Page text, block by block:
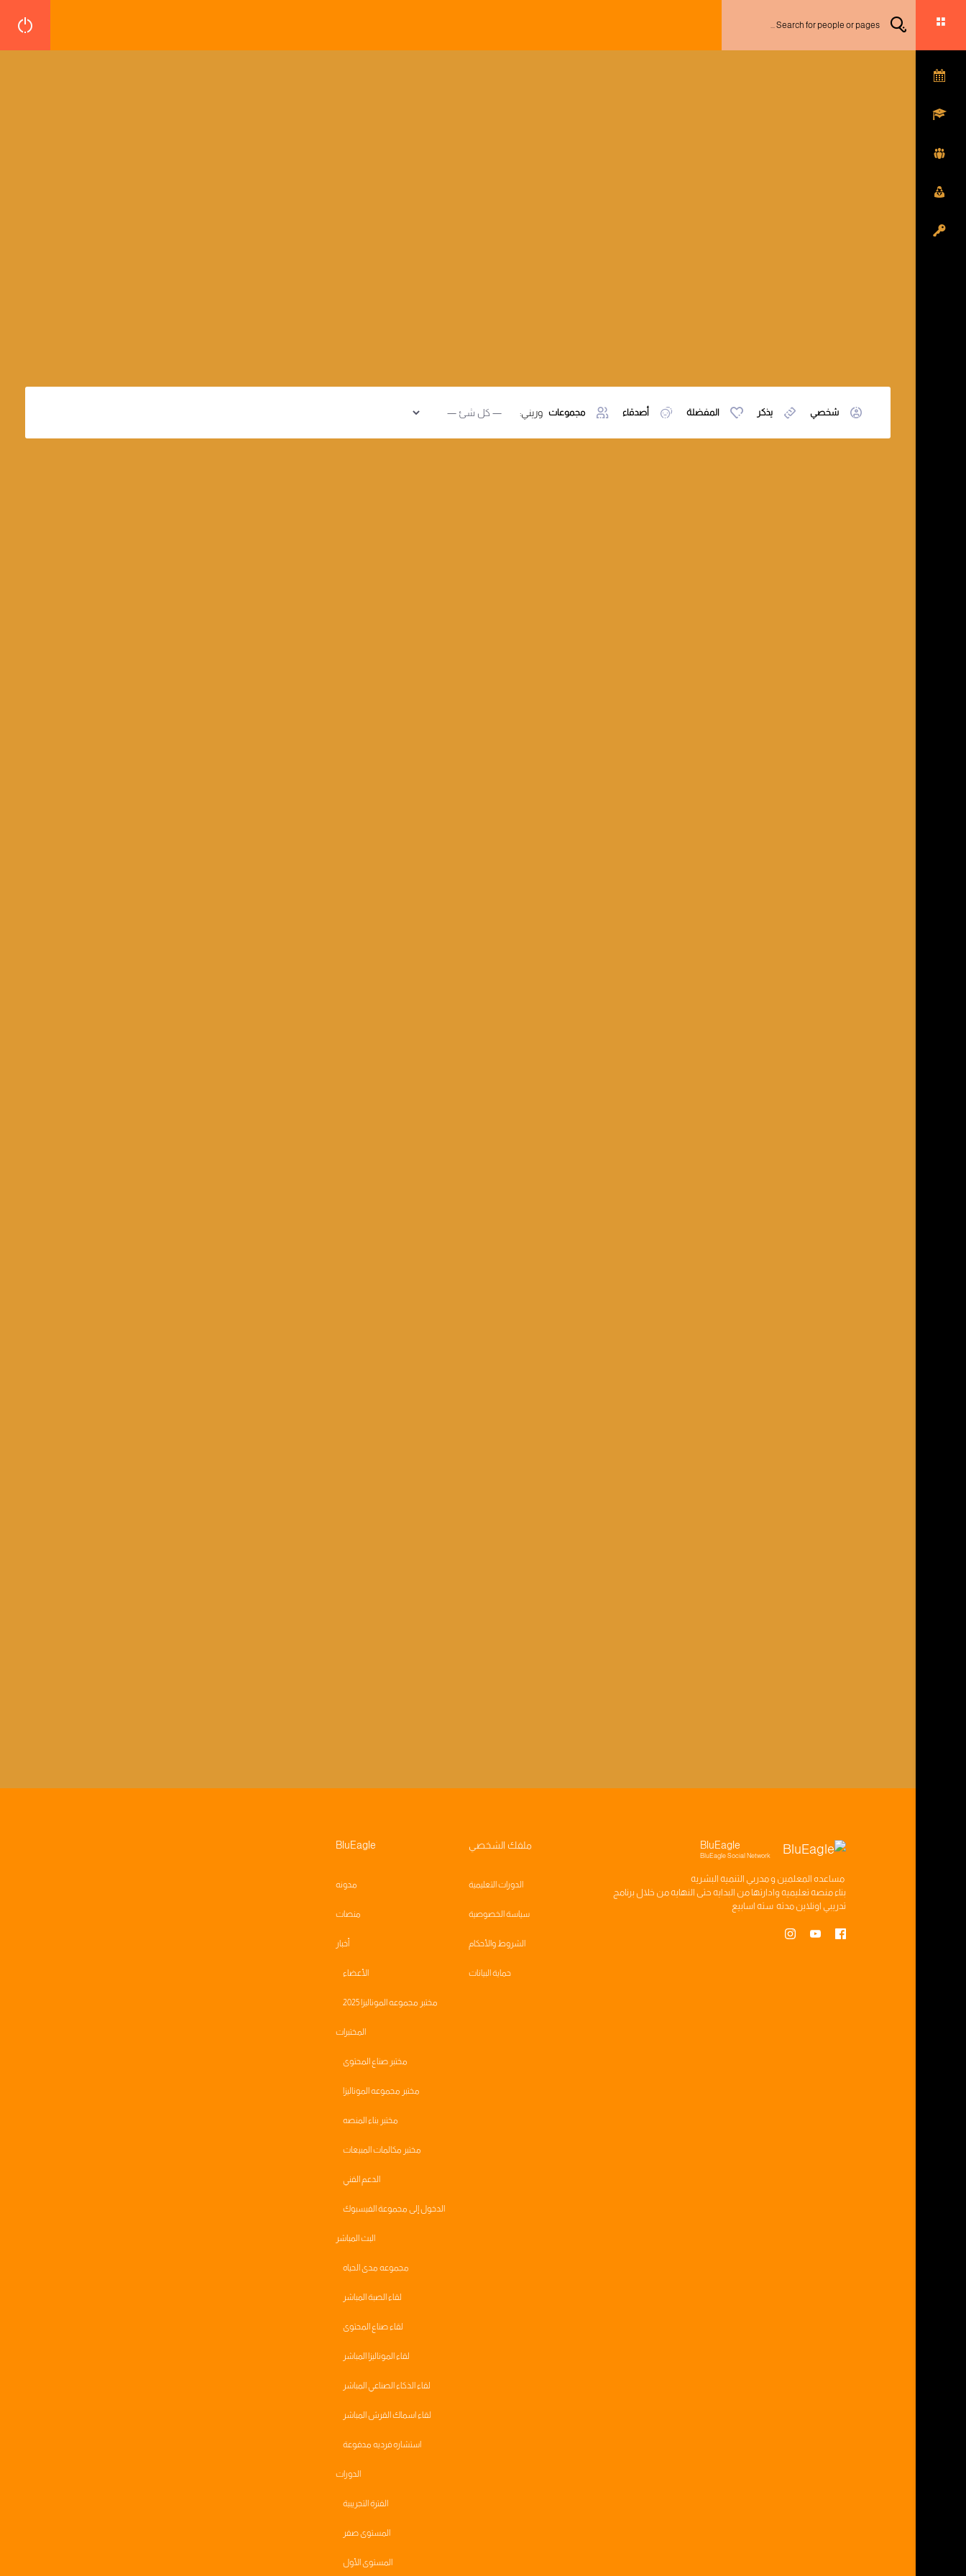
شخصي يذكر المفضلة أصدقاء مجموعات وريني:
BluEagle
BluEagle Social Network
مساعده المعلمين ومدربي التنميه البشريه
بناءمنصه تعليميه وادارتها من البدايه حتى النهايه من خلال برنامج
تدريبي اونلاين مدته سته اسابيع
ملفك الشخصي
الدورات التعليمية
سياسة الخصوصية
الشروط والأحكام
حماية البيانات
BluEagle
مدونه
منصات
أخبار
الأعضاء
مختبر مجموعه الموناليزا 2025
المختبرات
مختبر صناع المحتوى
مختبر مجموعه الموناليزا
مختبر بناء المنصه
مختبر مكالمات المبيعات
الدعم الفني
الدخول إلى مجموعة الفيسبوك
البث المباشر
مجموعه مدى الحياه
لقاء الصبة المباشر
لقاء صناع المحتوى
لقاء الموناليزا المباشر
لقاء الذكاء الصناعي المباشر
لقاء اسماك القرش المباشر
استشاره فرديه مدفوعة
الدورات
الفترة التجريبية
المستوى صفر
المستوى الأول